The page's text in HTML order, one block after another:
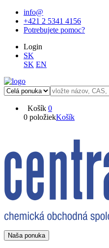
info@
+421 2 5341 4156
Potrebujete pomoc?
Login
SK
SK EN
Košík 0
0 položiekKošík
Naša ponuka